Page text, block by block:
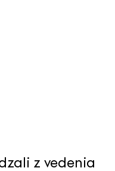
z vedenia